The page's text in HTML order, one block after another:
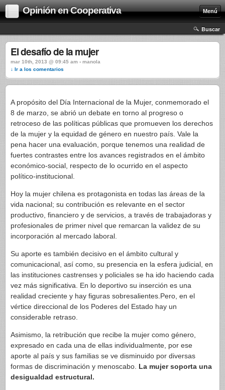
Opinión en Cooperativa Menú
Buscar
El desafío de la mujer
mar 10th, 2013 @ 09:45 am › manola
↓ Ir a los comentarios
A propósito del Día Internacional de la Mujer, conmemorado el
8 de marzo, se abrió un debate en torno al progreso o
retroceso de las políticas públicas que promueven los derechos
de la mujer y la equidad de género en nuestro país. Vale la
pena hacer una evaluación, porque tenemos una realidad de
fuertes contrastes entre los avances registrados en el ámbito
económico-social, respecto de lo ocurrido en el aspecto
político-institucional.
Hoy la mujer chilena es protagonista en todas las áreas de la
vida nacional; su contribución es relevante en el sector
productivo, financiero y de servicios, a través de trabajadoras y
profesionales de primer nivel que remarcan la validez de su
incorporación al mercado laboral.
Su aporte es también decisivo en el ámbito cultural y
comunicacional, así como, su presencia en la esfera judicial, en
las instituciones castrenses y policiales se ha ido haciendo cada
vez más significativa. En lo deportivo su inserción es una
realidad creciente y hay figuras sobresalientes.Pero, en el
vértice direccional de los Poderes del Estado hay un
considerable retraso.
Asimismo, la retribución que recibe la mujer como género,
expresado en cada una de ellas individualmente, por ese
aporte al país y sus familias se ve disminuido por diversas
formas de discriminación y menoscabo. La mujer soporta una
desigualdad estructural.